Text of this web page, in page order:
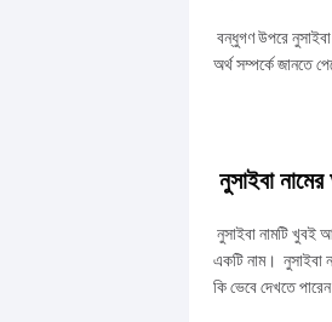
বন্ধুগণ উপরে
অর্থ সম্পর্কে জানতে
নুসাইবা
নুসাইবা নামটি খুবই
একটি নাম। নুসাইবা
কি ভেবে দেখতে